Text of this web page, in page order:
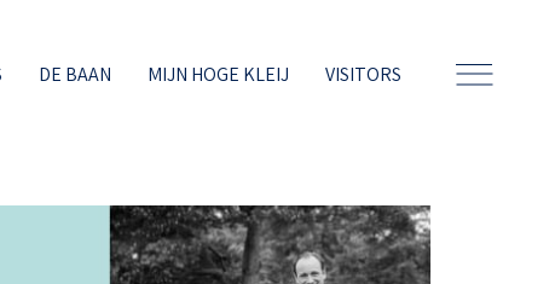
DE BAAN MIJN HOGE KLEIJ VISITORS